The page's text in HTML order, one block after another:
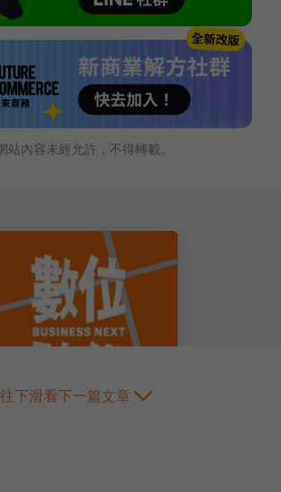
站內容未經允許，不得轉載。
往下滑看下一篇文章